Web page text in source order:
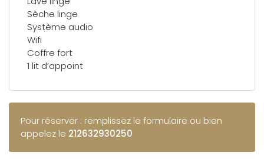
Sèche linge
Système audio
Wifi
Coffre fort
1 lit d’appoint
Pour réserver : remplissez le formulaire ou bien
appelez le 212632930250